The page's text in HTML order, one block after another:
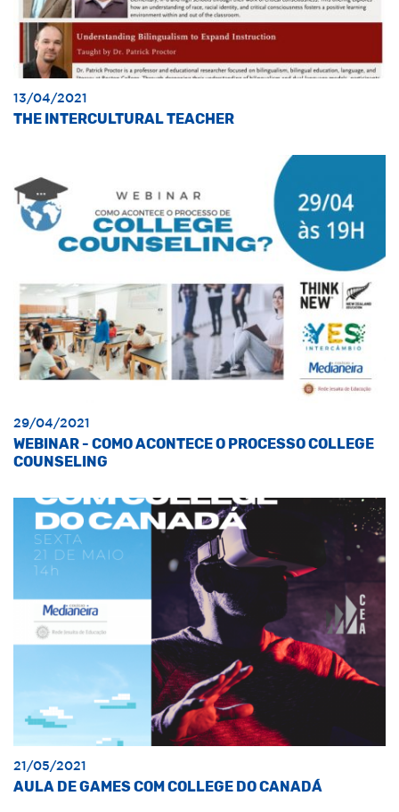
13/04/2021
THE INTERCULTURAL TEACHER
29/04/2021
WEBINAR - COMO ACONTECE O PROCESSO COLLEGE
COUNSELING
21/05/2021
AULA DE GAMES COM COLLEGE DO CANADÁ